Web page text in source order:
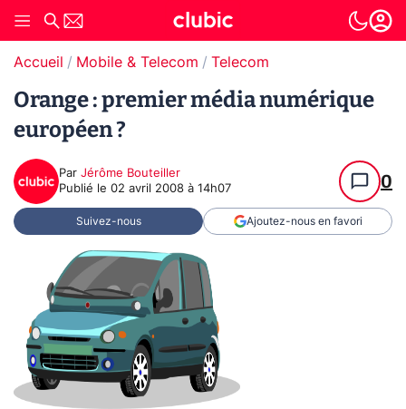
Accueil Mobile & Telecom Telecom
Orange : premier média numérique
européen ?
Par Jérôme Bouteiller
Publié le 02 avril 2008 à 14h07 0
Suivez-nous Ajoutez-nous en favori